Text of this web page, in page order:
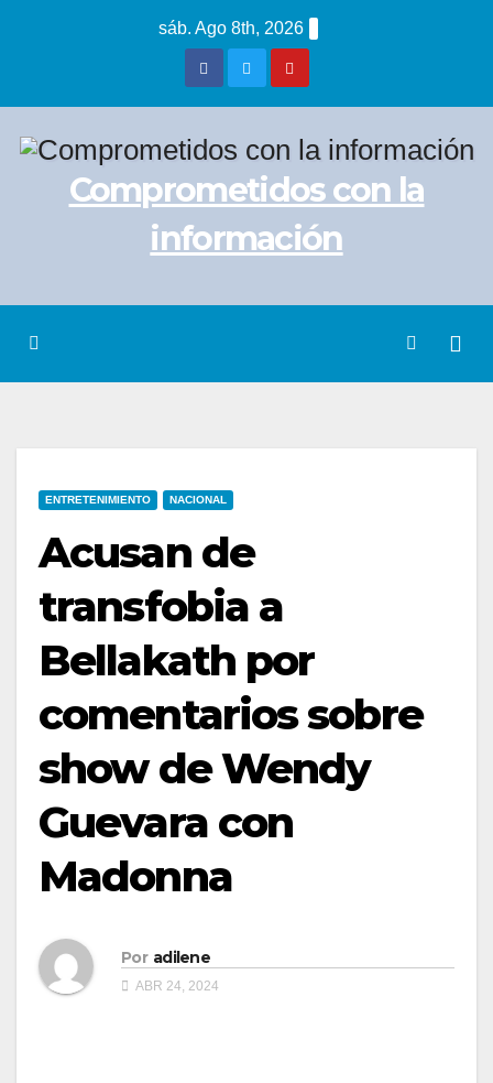
sáb. Ago 8th, 2026
Comprometidos con la
información
ENTRETENIMIENTO NACIONAL
Acusan de
transfobia a
Bellakath por
comentarios sobre
show de Wendy
Guevara con
Madonna
Por adilene
ABR 24, 2024